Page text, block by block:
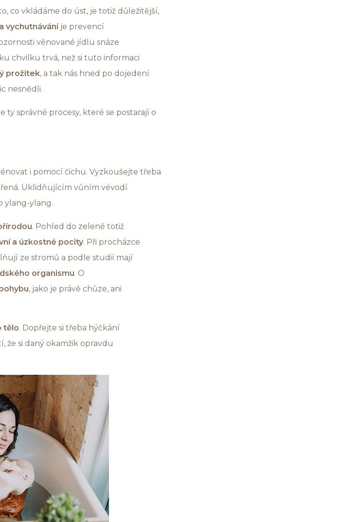
co vkládáme do úst, je totiž důležitější,
vychutnáváníje prevencí
věnované jídlu snáze
chvilku trvá, než si tuto informaci
prožitek, a tak nás hned po dojedení
nesnědli.
správné procesy, které se postarají o
i pomocí čichu. Vyzkoušejte třeba
Uklidňujícím vůním vévodí
ylang-ylang.
. Pohled do zeleně totiž
a úzkostné pocity. Při procházce
ze stromů a podle studií mají
organismu. O
, jako je právě chůze, ani
tělo. Dopřejte si třeba hýčkání
že si daný okamžik opravdu